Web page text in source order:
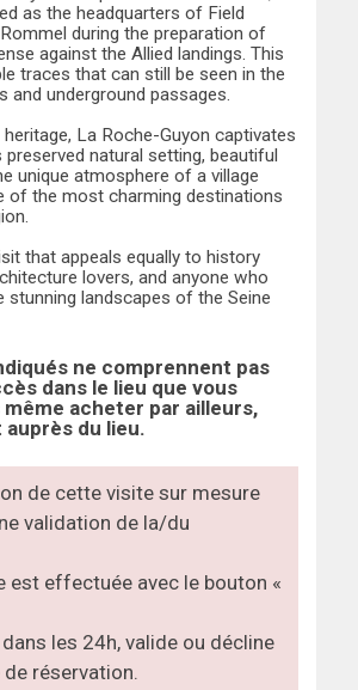
as the headquarters of Field
during the preparation of
against the Allied landings. This
traces that can still be seen in the
and underground passages.
La Roche-Guyon captivates
natural setting, beautiful
unique atmosphere of a village
of the most charming destinations
that appeals equally to history
lovers, and anyone who
stunning landscapes of the Seine
ne comprennent pas
dans le lieu que vous
acheter par ailleurs,
du lieu.
de cette visite sur mesure
validation de la/du
est effectuée avec le bouton «
les 24h, valide ou décline
réservation.